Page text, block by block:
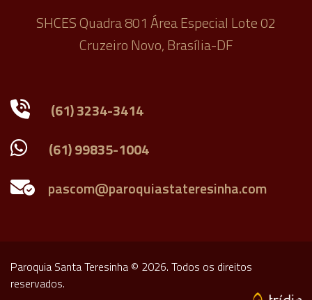
SHCES Quadra 801 Área Especial Lote 02
Cruzeiro Novo, Brasília-DF
(61) 3234-3414
(61) 99835-1004
Paroquia Santa Teresinha © 2026. Todos os direitos
reservados.